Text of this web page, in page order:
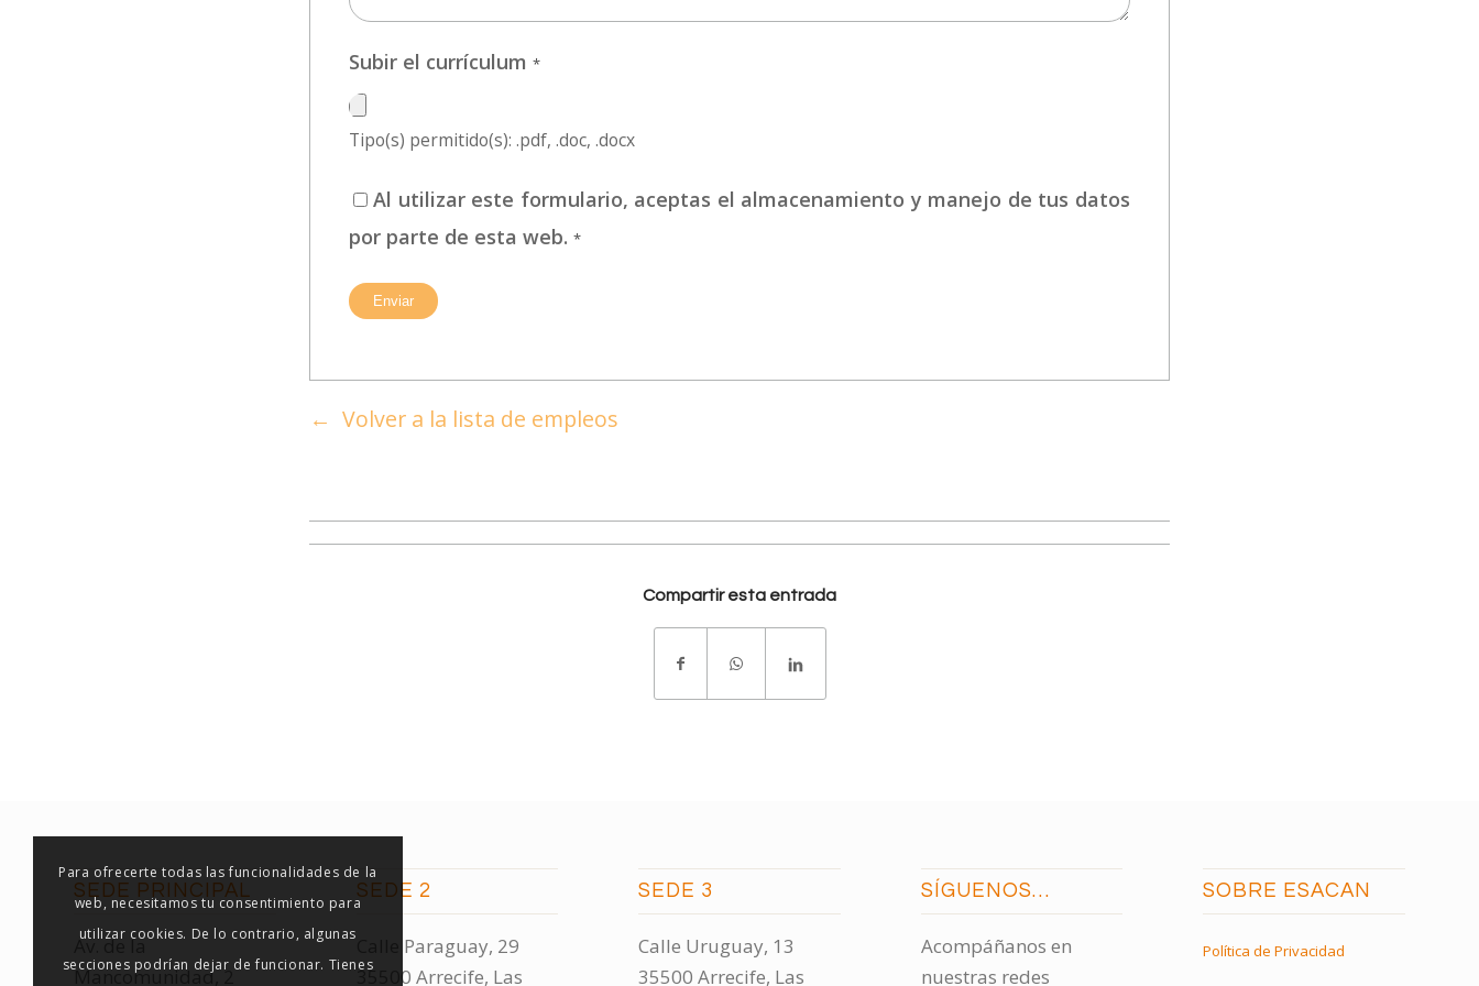
Subir el currículum *
Tipo(s) permitido(s): .pdf, .doc, .docx
Al utilizar este formulario, aceptas el almacenamiento y manejo de tus datos
por parte de esta web. *
Volver a la lista de empleos
Compartir esta entrada
SEDE PRINCIPAL
Av. de la
Mancomunidad, 2
SEDE 2
Calle Paraguay, 29
35500 Arrecife, Las
SEDE 3
Calle Uruguay, 13
35500 Arrecife, Las
SÍGUENOS…
Acompáñanos en
nuestras redes
SOBRE ESACAN
Política de Privacidad
Para ofrecerte todas las funcionalidades de la
web, necesitamos tu consentimiento para
utilizar cookies. De lo contrario, algunas
secciones podrían dejar de funcionar. Tienes